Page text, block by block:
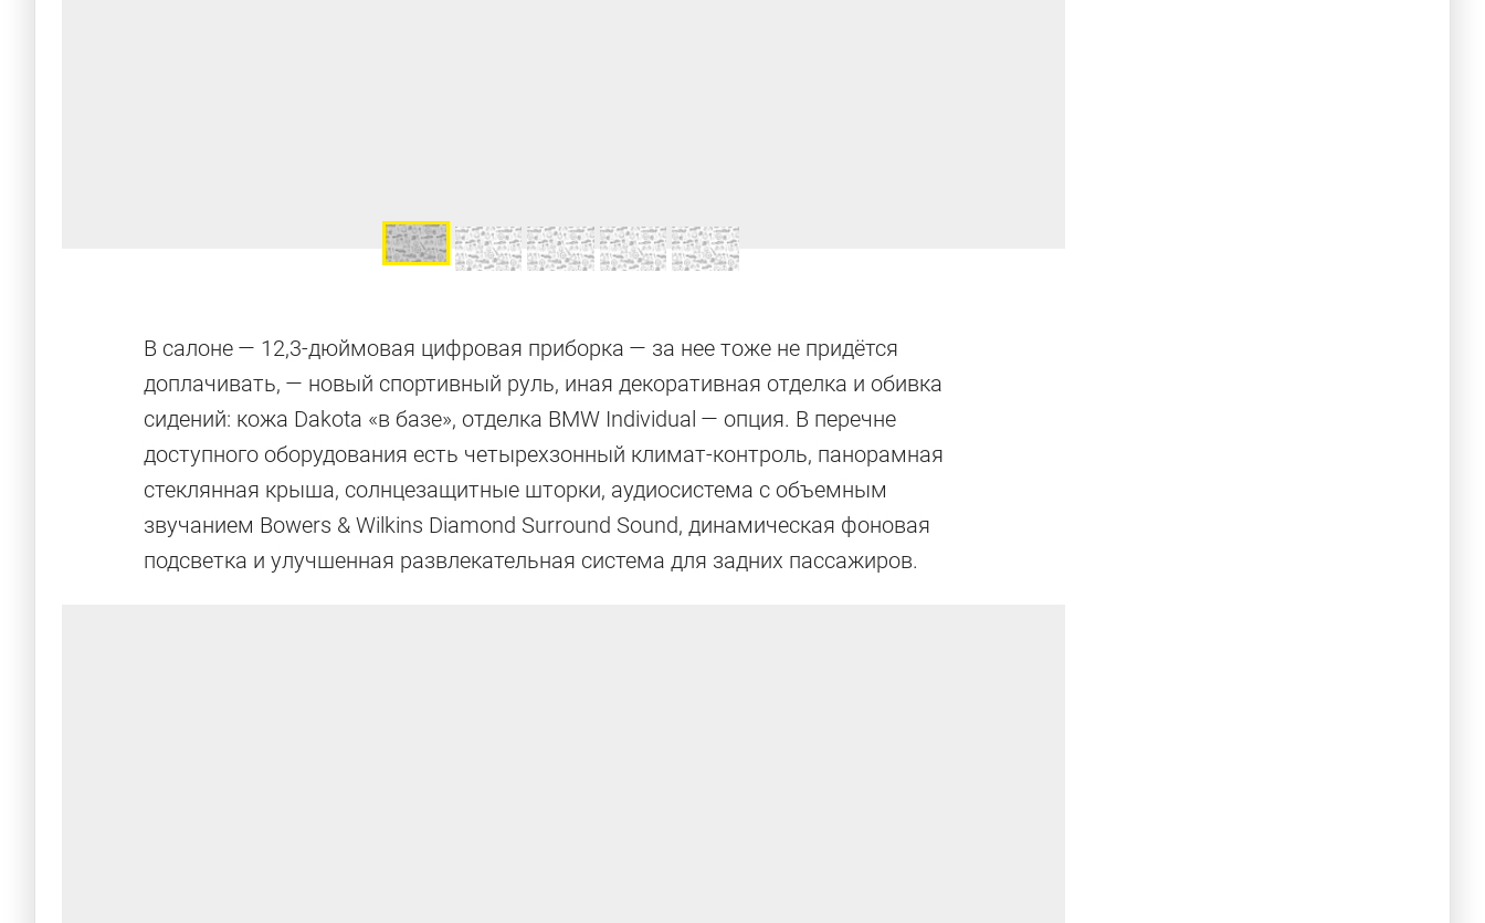
В салоне — 12,3-дюймовая цифровая приборка — за нее тоже не придётся
доплачивать, — новый спортивный руль, иная декоративная отделка и обивка
сидений: кожа Dakota «в базе», отделка BMW Individual — опция. В перечне
доступного оборудования есть четырехзонный климат-контроль, панорамная
стеклянная крыша, солнцезащитные шторки, аудиосистема с объемным
звучанием Bowers & Wilkins Diamond Surround Sound, динамическая фоновая
подсветка и улучшенная развлекательная система для задних пассажиров.